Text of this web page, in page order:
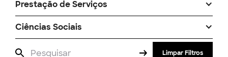
Prestação de Serviços
Ciências Sociais
Limpar Filtros